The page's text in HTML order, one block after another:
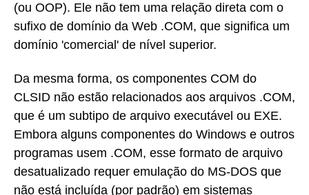
(ou OOP). Ele não tem uma relação direta com o
sufixo de domínio da Web .COM, que significa um
domínio 'comercial' de nível superior.
Da mesma forma, os componentes COM do
CLSID não estão relacionados aos arquivos .COM,
que é um subtipo de arquivo executável ou EXE.
Embora alguns componentes do Windows e outros
programas usem .COM, esse formato de arquivo
desatualizado requer emulação do MS-DOS que
não está incluída (por padrão) em sistemas